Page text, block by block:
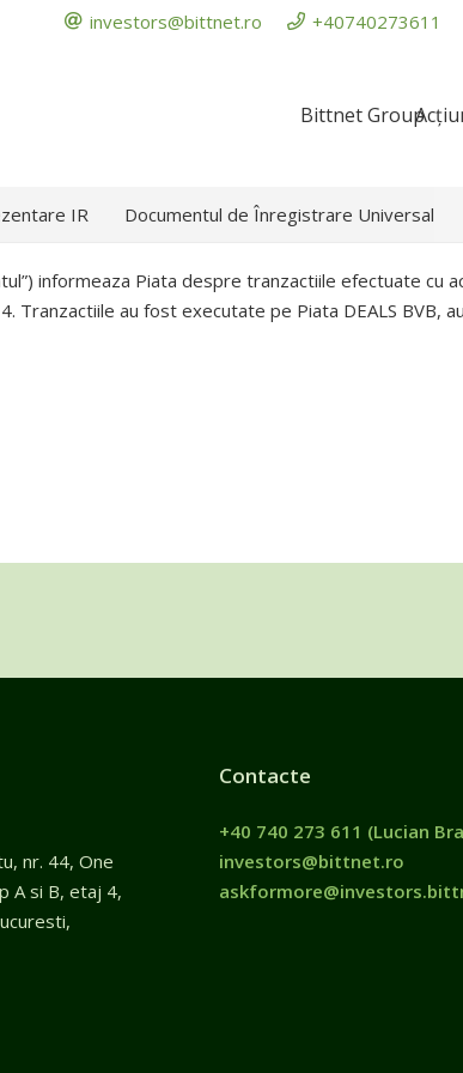
investors@bittnet.ro +40740273611
Bittnet Group
IR Documentul de Înregistrare Universal
informeaza Piata despre tranzactiile efectuate cu
au fost executate pe Piata DEALS BVB,
nr. 44, One
A si B, etaj 4,
Contacte
+40 740 273 611 (Lucian
investors@bittnet.ro